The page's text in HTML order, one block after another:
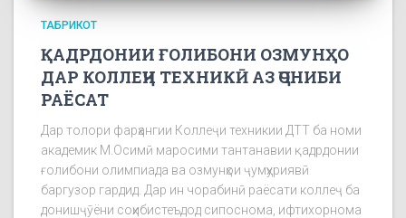
ТАБРИКОТ
ҚАДРДОНИИ ҒОЛИБОНИ ОЗМУНҲО
ДАР КОЛЛЕҶИ ТЕХНИКӢ АЗ ҶОНИБИ
РАЁСАТ
Дар толори фарҳангии Коллеҷи техникии ДТТ ба номи
академик М.Осимӣ маросими тантанавии қадрдонии
ғолибони олимпиада ва озмунҳои ҷумҳуриявӣ
баргузор гардид. Дар ин чорабинӣ раёсати коллеҷ ба
донишҷӯёни соҳибистеъдод сипоснома, ифтихорнома